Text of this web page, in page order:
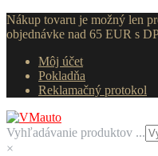
Nákup tovaru je možný len
objednávke nad 65 EUR s
Môj účet
Pokladňa
Reklamačný protokol
Preskočiť
na
navigáciu
Preskočiť
na
obsah
Vyhľadávanie produktov ...
×